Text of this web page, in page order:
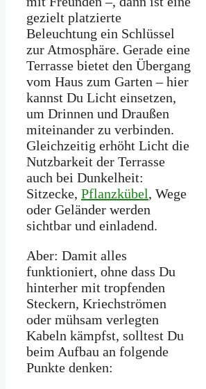
gezielt platzierte
Beleuchtung ein Schlüssel
zur Atmosphäre. Gerade eine
Terrasse bietet den Übergang
vom Haus zum Garten – hier
kannst Du Licht einsetzen,
um Drinnen und Draußen
miteinander zu verbinden.
Gleichzeitig erhöht Licht die
Nutzbarkeit der Terrasse
auch bei Dunkelheit:
Sitzecke, Pflanzkübel, Wege
oder Geländer werden
sichtbar und einladend.
Aber: Damit alles
funktioniert, ohne dass Du
hinterher mit tropfenden
Steckern, Kriechströmen
oder mühsam verlegten
Kabeln kämpfst, solltest Du
beim Aufbau an folgende
Punkte denken: